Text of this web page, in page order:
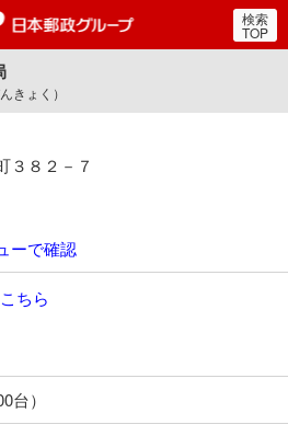
郵便局・日本郵政グルー
検索
TOP
きょく）
３８２－７
ーで確認
こちら
台）